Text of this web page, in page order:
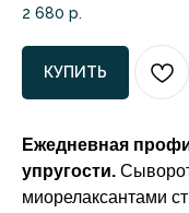
2 680 р.
КУПИТЬ
Ежедневная
упругости.
миорелаксантами